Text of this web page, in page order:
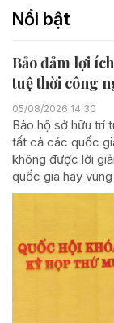
Nổi bật
Bảo đảm lợi
tuệ thời công
05/08/2026 14:30
Bảo hộ sở hữu trí
tất cả các quốc
không được lời
quốc gia hay